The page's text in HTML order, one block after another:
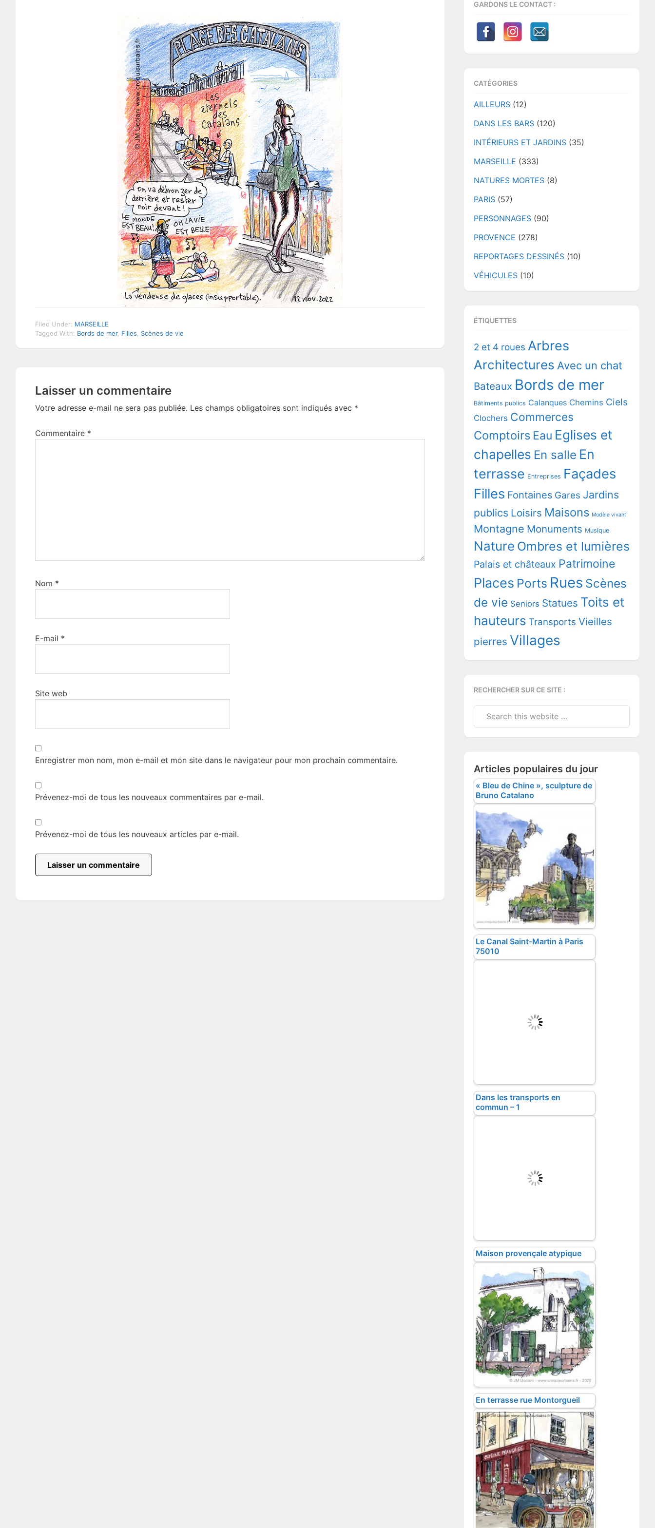
Filed Under: MARSEILLE
Tagged With: Bords de mer, Filles Scènes de vie
Interactions
Laisser un commentaire
Votre adresse e-mail ne sera pas publiée. Les champs obligatoires sont indiqués avec *
Commentaire *
Nom *
E-mail *
Site web
Enregistrer mon nom, mon e-mail et mon site dans le navigateur pour mon prochain commentaire.
Prévenez-moi de tous les nouveaux commentaires par e-mail.
Prévenez-moi de tous les nouveaux articles par e-mail.
GARDONS LE CONTACT :
CATÉGORIES
AILLEURS (12)
DANS LES BARS (120)
INTÉRIEURS ET JARDINS (35)
MARSEILLE (333)
NATURES MORTES (8)
PARIS (57)
PERSONNAGES (90)
PROVENCE (278)
REPORTAGES DESSINÉS (10)
VÉHICULES (10)
ÉTIQUETTES
2 et 4 roues Arbres
Architectures Avec un chat
Bateaux Bords de mer
Bâtiments publics Calanques Chemins Ciels
Clochers Commerces
Comptoirs Eau Eglises et
chapelles En salle En
terrasse Entreprises Façades
Filles Fontaines Gares Jardins
publics Loisirs Maisons Modèle vivant
Montagne Monuments Musique
Nature Ombres et lumières
Palais et châteaux Patrimoine
Places Ports Rues Scènes
de vie Seniors Statues Toits et
hauteurs Transports Vieilles
pierres Villages
RECHERCHER SUR CE SITE :
Articles populaires du jour
« Bleu de Chine », sculpture de
Bruno Catalano
Le Canal Saint-Martin à Paris
75010
Dans les transports en
commun – 1
Maison provençale atypique
En terrasse rue Montorgueil